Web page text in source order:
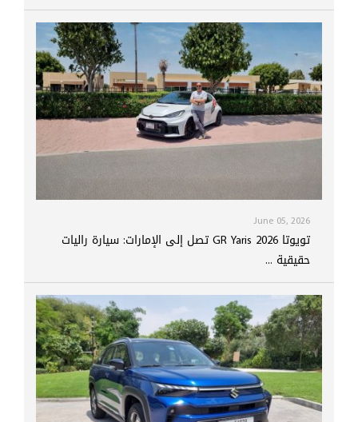
June 05, 2026
تويوتا GR Yaris 2026 تصل إلى الإمارات: سيارة راليات
حقيقية ...